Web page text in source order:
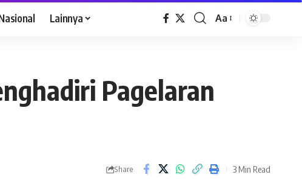
Lainnya Aa
Pagelaran
Share 3 Min Read